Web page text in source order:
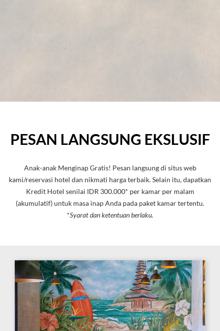
PESAN LANGSUNG EKSLUSIF
Anak-anak Menginap Gratis! Pesan langsung di situs web
kami/reservasi hotel dan nikmati harga terbaik. Selain itu, dapatkan
Kredit Hotel senilai IDR 300.000* per kamar per malam
(akumulatif) untuk masa inap Anda pada paket kamar tertentu.
*Syarat dan ketentuan berlaku.